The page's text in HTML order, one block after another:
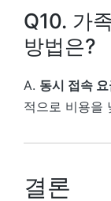
Q10. 가
방법은?
A. 동시 접속
적으로 비용을
결론